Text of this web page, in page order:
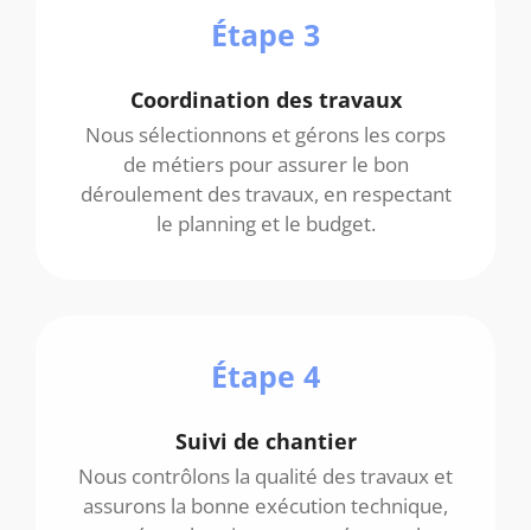
Étape 3
Coordination des travaux
Nous sélectionnons et gérons les corps
de métiers pour assurer le bon
déroulement des travaux, en respectant
le planning et le budget.
Étape 4
Suivi de chantier
Nous contrôlons la qualité des travaux et
assurons la bonne exécution technique,